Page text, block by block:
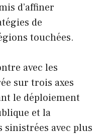
d’affiner
de
touchées.
avec les
sur trois axes
le déploiement
et la
avec plus